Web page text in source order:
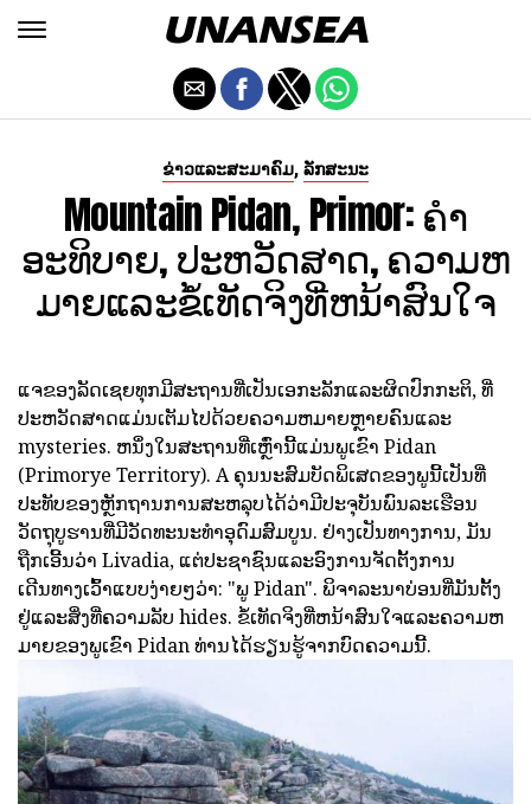
ຂ່າວແລະສະມາຄົມ, ລັກສະນະ
Mountain Pidan, Primor: ຄໍາ
ອະທິບາຍ, ປະຫວັດສາດ, ຄວາມຫ
ມາຍແລະຂໍ້ເທັດຈິງທີ່ຫນ້າສົນໃຈ
ແຈຂອງລັດເຊຍທຸກມີສະຖານທີ່ເປັນເອກະລັກແລະຜິດປົກກະຕິ, ທີ່
ປະຫວັດສາດແມ່ນເຕັມໄປດ້ວຍຄວາມຫມາຍຫຼາຍຄົນແລະ
mysteries. ຫນຶ່ງໃນສະຖານທີ່ເຫຼົ່ານີ້ແມ່ນພູເຂົາ Pidan
(Primorye Territory). A ຄຸນນະສົມບັດພິເສດຂອງພູນີ້ເປັນທີ່
ປະທັບຂອງຫຼັກຖານການສະຫລຸບໄດ້ວ່າມີປະຈຸບັນພົນລະເຮືອນ
ວັດຖຸບູຮານທີ່ມີວັດທະນະທໍາອຸດົມສົມບູນ. ຢ່າງເປັນທາງການ, ມັນ
ຖືກເອີ້ນວ່າ Livadia, ແຕ່ປະຊາຊົນແລະອົງການຈັດຕັ້ງການ
ເດີນທາງເວົ້າແບບງ່າຍໆວ່າ: "ພູ Pidan". ພິຈາລະນາບ່ອນທີ່ມັນຕັ້ງ
ຢູ່ແລະສິ່ງທີ່ຄວາມລັບ hides. ຂໍ້ເທັດຈິງທີ່ຫນ້າສົນໃຈແລະຄວາມຫ
ມາຍຂອງພູເຂົາ Pidan ທ່ານໄດ້ຮຽນຮູ້ຈາກບົດຄວາມນີ້.